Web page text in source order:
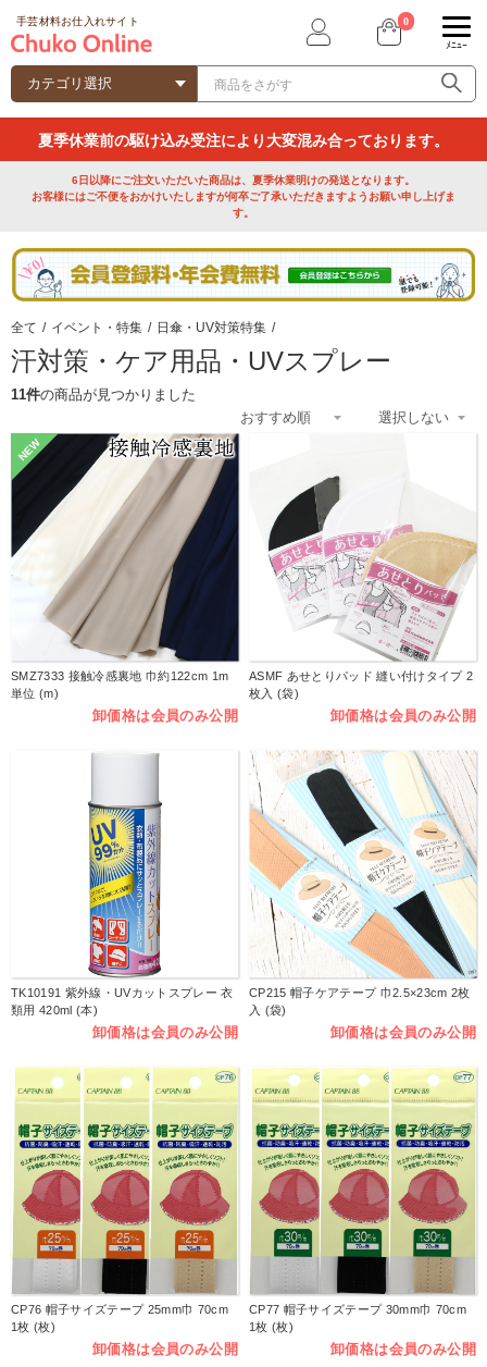
手芸材料お仕入れサイト 0
ﾒﾆｭｰ
夏季休業前の駆け込み受注により大変混み合っております。
6日以降にご注文いただいた商品は、夏季休業明けの発送となります。
お客様にはご不便をおかけいたしますが何卒ご了承いただきますようお願い申し上げま
す。
全て / イベント・特集 / 日傘・UV対策特集 /
汗対策・ケア用品・UVスプレー
11件の商品が見つかりました
NEW
SMZ7333 接触冷感裏地 巾約122cm 1m
単位 (m)
卸価格は会員のみ公開
ASMF あせとりパッド 縫い付けタイプ 2
枚入 (袋)
卸価格は会員のみ公開
TK10191 紫外線・UVカットスプレー 衣
類用 420ml (本)
卸価格は会員のみ公開
CP215 帽子ケアテープ 巾2.5×23cm 2枚
入 (袋)
卸価格は会員のみ公開
CP76 帽子サイズテープ 25mm巾 70cm
1枚 (枚)
卸価格は会員のみ公開
CP77 帽子サイズテープ 30mm巾 70cm
1枚 (枚)
卸価格は会員のみ公開